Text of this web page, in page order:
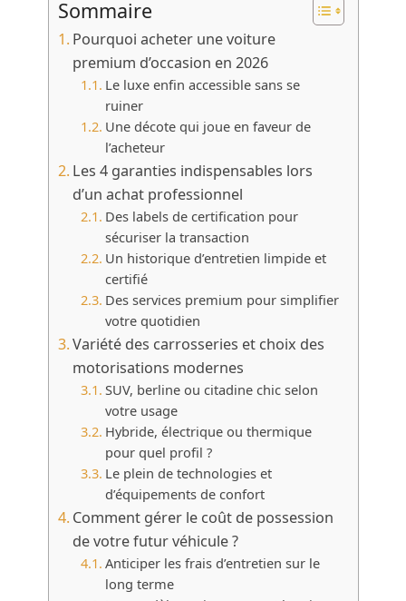
Sommaire
Pourquoi acheter une voiture
premium d’occasion en 2026
Le luxe enfin accessible sans se
ruiner
Une décote qui joue en faveur de
l’acheteur
Les 4 garanties indispensables lors
d’un achat professionnel
Des labels de certification pour
sécuriser la transaction
Un historique d’entretien limpide et
certifié
Des services premium pour simplifier
votre quotidien
Variété des carrosseries et choix des
motorisations modernes
SUV, berline ou citadine chic selon
votre usage
Hybride, électrique ou thermique
pour quel profil ?
Le plein de technologies et
d’équipements de confort
Comment gérer le coût de possession
de votre futur véhicule ?
Anticiper les frais d’entretien sur le
long terme